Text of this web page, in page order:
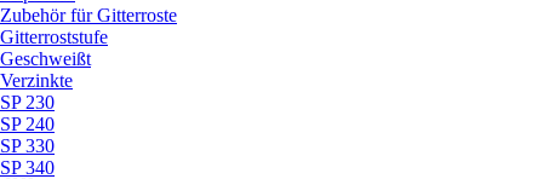
Zubehör für Gitterroste
Gitterroststufe
Geschweißt
Verzinkte
SP 230
SP 240
SP 330
SP 340